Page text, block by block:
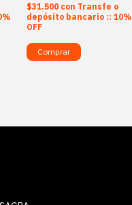
$31.500 con Transfe o
depósito bancario :: 10%
OFF